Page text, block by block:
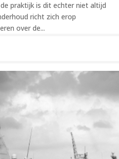
praktijk is dit echter niet altijd
richt zich erop
over de...